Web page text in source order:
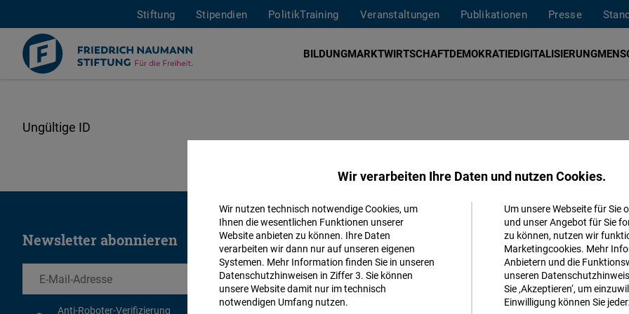
Direkt
Stiftung Stipendien PolitikTraining Veranstaltungen Publikationen Presse
BILDUNGMARKTWIRTSCHAFTDEMOKRATIEDIGITALISIERUNG
Newsletter abonnieren
EMail
Anti-Roboter-Verifizierung
Folgen Sie uns
Facebook
Wir verarbeiten Ihre Daten und nutzen Cookies.
Wir nutzen technisch notwendige Cookies, um
Ihnen die wesentlichen Funktionen unserer
Website anbieten zu können. Ihre Daten
verarbeiten wir dann nur auf unseren eigenen
Systemen. Mehr Information finden Sie in unseren
Datenschutzhinweisen in Ziffer 3. Sie können
unsere Website damit nur im technisch
notwendigen Umfang nutzen.
Um unsere Webseite für Sie
und unser Angebot für Sie
zu können, nutzen wir
Marketingcookies. Mehr
Anbietern und die
unseren
Sie ‚Akzeptieren‘, um
Einwilligung können Sie
Matomo
Facebook
Embed
Akzeptieren